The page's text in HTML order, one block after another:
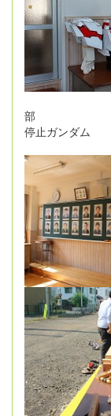
茶華
部
停止ガンダム